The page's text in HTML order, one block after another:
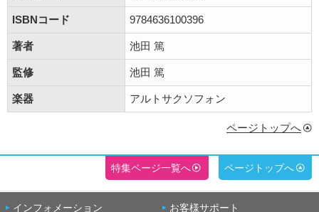
ISBNコード 9784636100396
著者 池田 篤
監修 池田 篤
楽器 アルトサクソフォン
ページトップへ
特集ページ一覧へ ページトップへ
インフォメーション お客様サポート